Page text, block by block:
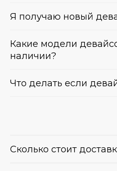
Я получаю новый
Какие модели
наличии?
Что делать если
Сколько стоит